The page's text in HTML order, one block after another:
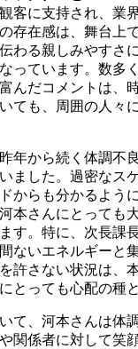
客に支持され、業
存在感は、舞台上
わる親しみやすさ
っています。数多
んだコメントは、
ても、周囲の人々
年から続く体調不
ました。過密なス
からも分かるよう
本さんにとっても
す。特に、次長課
ないエネルギーと
許さない状況は、
とっても心配の種
て、河本さんは体
関係者に対して笑